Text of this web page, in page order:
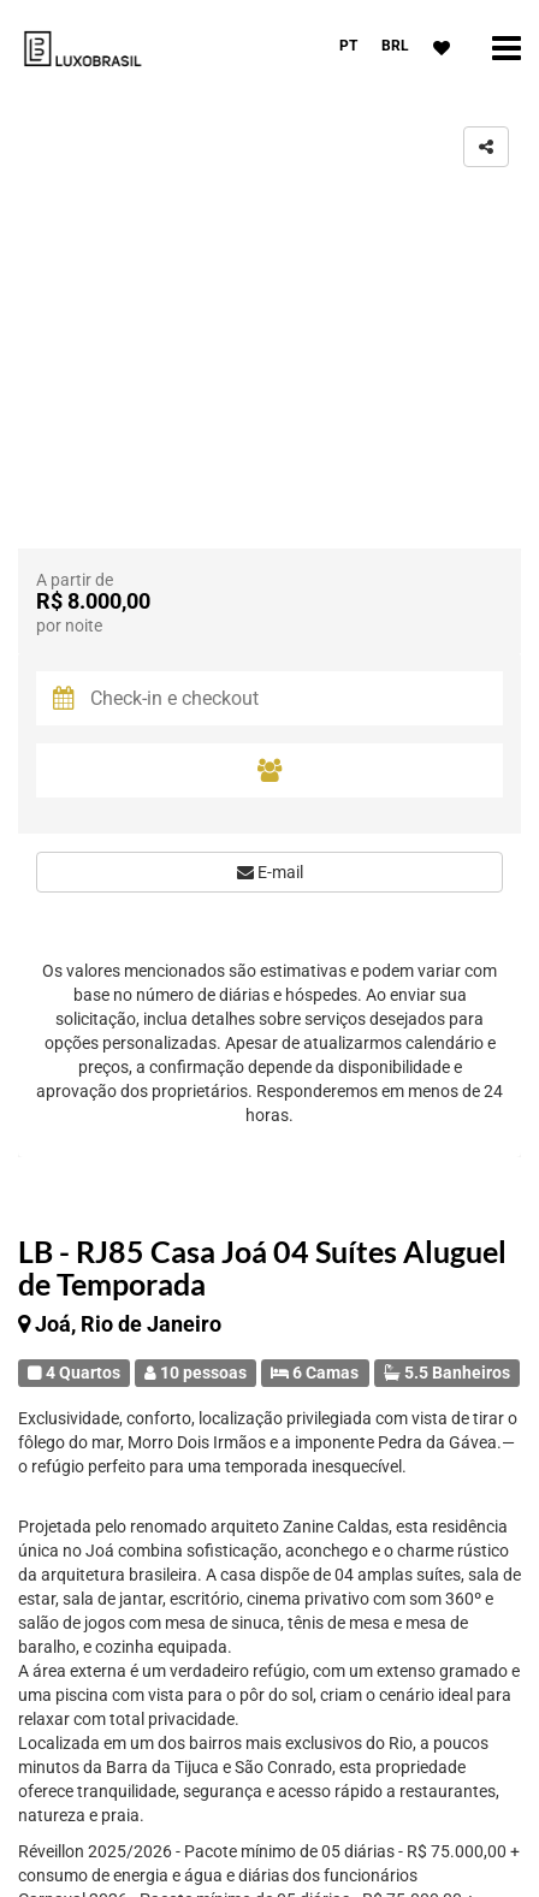
PT BRL
LB - RJ85 Casa Joá 04 Suítes Aluguel
de Temporada
Joá, Rio de Janeiro
4 Quartos 10 pessoas 6 Camas 5.5 Banheiros
Exclusividade, conforto, localização privilegiada com vista de tirar o
fôlego do mar, Morro Dois Irmãos e a imponente Pedra da Gávea.—
o refúgio perfeito para uma temporada inesquecível.
Projetada pelo renomado arquiteto Zanine Caldas, esta residência
única no Joá combina sofisticação, aconchego e o charme rústico
da arquitetura brasileira. A casa dispõe de 04 amplas suítes, sala de
estar, sala de jantar, escritório, cinema privativo com som 360º e
salão de jogos com mesa de sinuca, tênis de mesa e mesa de
baralho, e cozinha equipada.
A área externa é um verdadeiro refúgio, com um extenso gramado e
uma piscina com vista para o pôr do sol, criam o cenário ideal para
relaxar com total privacidade.
Localizada em um dos bairros mais exclusivos do Rio, a poucos
minutos da Barra da Tijuca e São Conrado, esta propriedade
oferece tranquilidade, segurança e acesso rápido a restaurantes,
natureza e praia.
Réveillon 2025/2026 - Pacote mínimo de 05 diárias - R$ 75.000,00 +
consumo de energia e água e diárias dos funcionários
A partir de
R$ 8.000,00
por noite
E-mail
Os valores mencionados são estimativas e podem variar com
base no número de diárias e hóspedes. Ao enviar sua
solicitação, inclua detalhes sobre serviços desejados para
opções personalizadas. Apesar de atualizarmos calendário e
preços, a confirmação depende da disponibilidade e
aprovação dos proprietários. Responderemos em menos de 24
horas.